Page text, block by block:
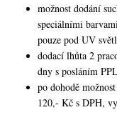
možnost dodání
speciálními
pouze pod UV
dodací lhůta 2
dny s posláním
po dohodě
120,- Kč s DPH,